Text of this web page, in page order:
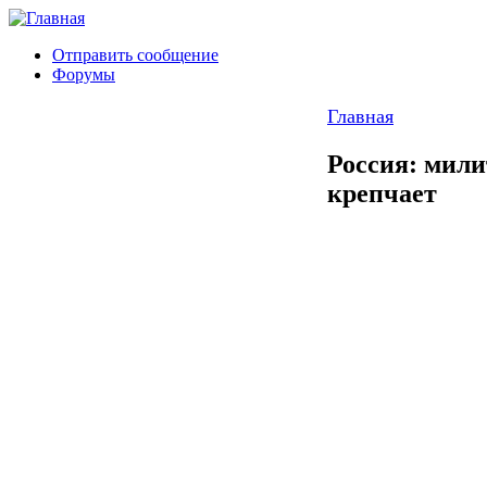
Отправить сообщение
Форумы
Главная
Россия:
крепчает